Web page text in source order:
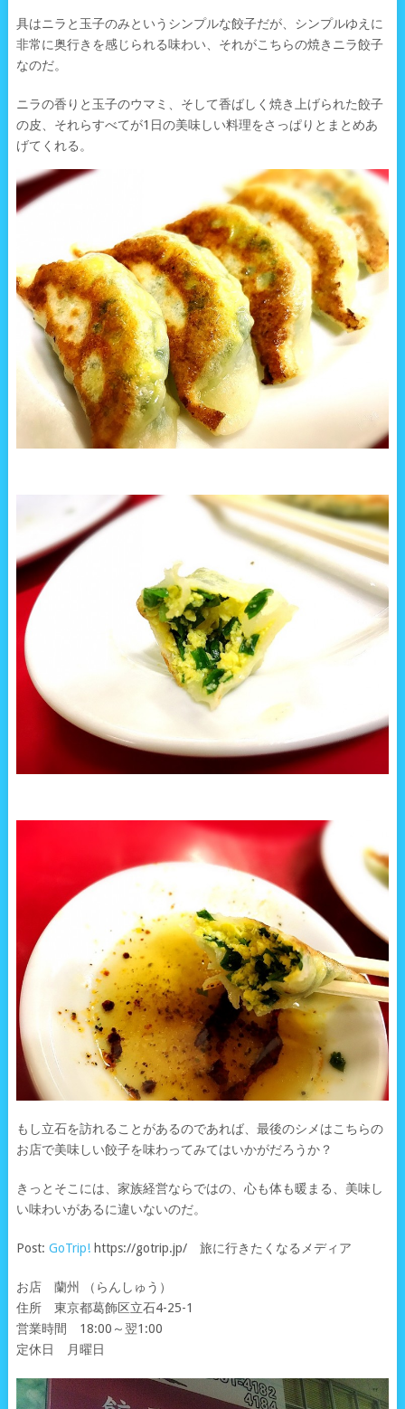
具はニラと玉子のみというシンプルな餃子だが、シンプルゆえに
非常に奥行きを感じられる味わい、それがこちらの焼きニラ餃子
なのだ。
ニラの香りと玉子のウマミ、そして香ばしく焼き上げられた餃子
の皮、それらすべてが1日の美味しい料理をさっぱりとまとめあ
げてくれる。
もし立石を訪れることがあるのであれば、最後のシメはこちらの
お店で美味しい餃子を味わってみてはいかがだろうか？
きっとそこには、家族経営ならではの、心も体も暖まる、美味し
い味わいがあるに違いないのだ。
Post: GoTrip!https://gotrip.jp/ 旅に行きたくなるメディア
お店 蘭州 （らんしゅう）
住所 東京都葛飾区立石4-25-1
営業時間 18:00～翌1:00
定休日 月曜日